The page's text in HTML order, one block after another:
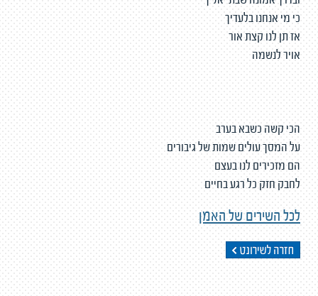
כי מי אנחנו בלעדיך
אז תן לנו קצת אור
אויר לנשמה
הכי קשה כשבא בערב
על המסך עולים שמות של גיבורים
הם מזכירים לנו בעצם
לחבק חזק כל רגע בחיים
לכל השירים של האמן